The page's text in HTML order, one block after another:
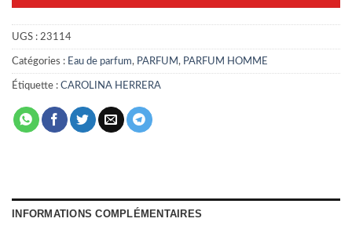
UGS : 23114
Catégories : Eau de parfum, PARFUM , PARFUM HOMME
Étiquette : CAROLINA HERRERA
INFORMATIONS COMPLÉMENTAIRES